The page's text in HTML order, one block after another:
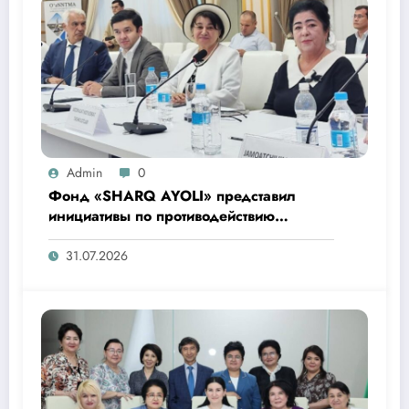
Admin 0
Фонд «SHARQ AYOLI» представил
инициативы по противодействию
коррупции на общественном слушании
в Агентстве
31.07.2026